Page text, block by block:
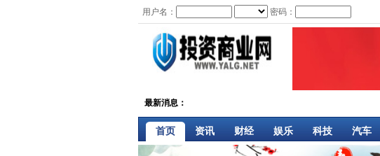
用户名： 密码：
最新消息：
首页 资讯 财经 娱乐 科技 汽车